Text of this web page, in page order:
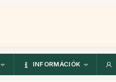
INFORMÁCIÓK